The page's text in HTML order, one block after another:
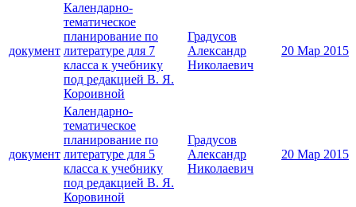
документ
Календарно-
тематическое
планирование по
литературе для 7
класса к учебнику
под редакцией В. Я.
Короивной
Градусов
Александр
Николаевич
20 Мар 2015
документ
Календарно-
тематическое
планирование по
литературе для 5
класса к учебнику
под редакцией В. Я.
Коровиной
Градусов
Александр
Николаевич
20 Мар 2015